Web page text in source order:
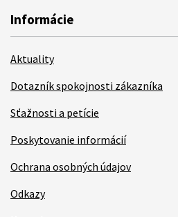
Informácie
Aktuality
Dotazník spokojnosti zákazníka
Sťažnosti a petície
Poskytovanie informácií
Ochrana osobných údajov
Odkazy